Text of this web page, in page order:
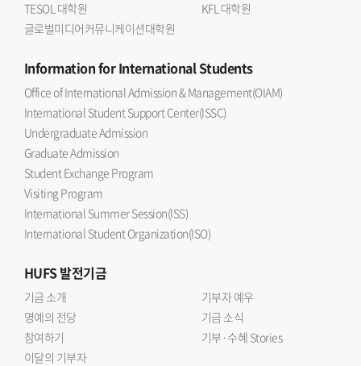
TESOL 대학원
KFL 대학원
글로벌미디어커뮤니케이션대학원
Informationfor International Students
Office of International Admission & Management(OIAM)
International Student Support Center(ISSC)
Undergraduate Admission
Graduate Admission
Student Exchange Program
Visiting Program
International Summer Session(ISS)
International Student Organization(ISO)
HUFS발전기금
기금 소개
기부자 예우
명예의 전당
기금 소식
참여하기
기부·수혜 Stories
이달의 기부자